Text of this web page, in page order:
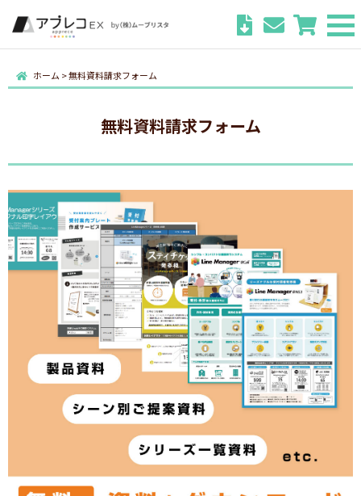
ホーム >無料資料請求フォーム
無料資料請求フォーム